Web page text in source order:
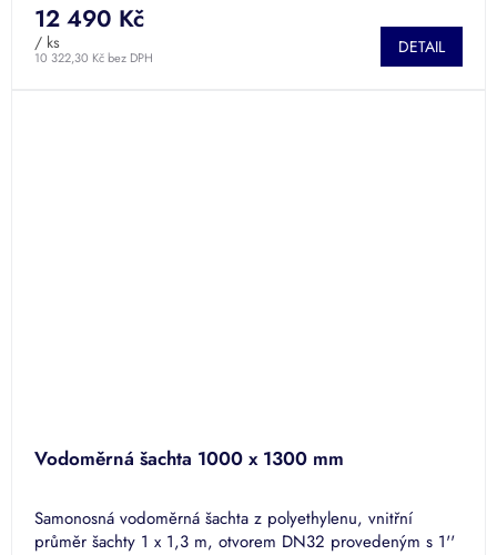
10 322,30 Kč bez DPH
12 490 Kč
/ ks DETAIL
Vodoměrná šachta 1000 x 1300 mm
Samonosná vodoměrná šachta z polyethylenu, vnitřní
průměr šachty 1 x 1,3 m, otvorem DN32 provedeným s 1''